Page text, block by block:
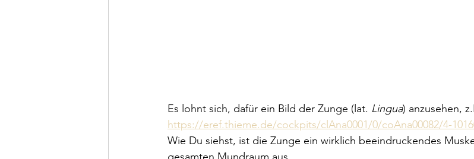
Es lohnt sich, dafür ein Bild der Zunge (lat. Lingua) anzusehen,
https://eref.thieme.de/cockpits/clAna0001/0/coAna00082/4-
Wie Du siehst, ist die Zunge ein wirklich beeindruckendes